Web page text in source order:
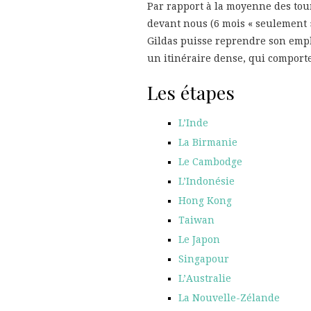
Par rapport à la moyenne des
devant nous (6 mois «
Gildas puisse reprendre son
un itinéraire dense, qui
Les étapes
L’Inde
La Birmanie
Le Cambodge
L’Indonésie
Hong Kong
Taiwan
Le Japon
Singapour
L’Australie
La Nouvelle-Zélande